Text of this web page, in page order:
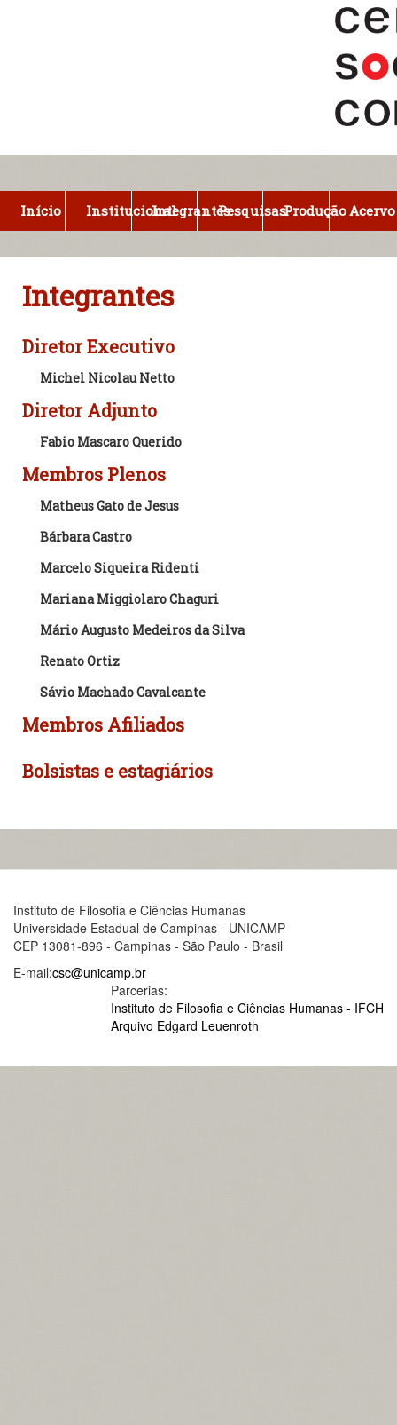
Início InstitucionalIntegrantesPesquisasProduçãoAcervo
Integrantes
Diretor Executivo
Michel Nicolau Netto
Diretor Adjunto
Fabio Mascaro Querido
Membros Plenos
Matheus Gato de Jesus
Bárbara Castro
Marcelo Siqueira Ridenti
Mariana Miggiolaro Chaguri
Mário Augusto Medeiros da Silva
Renato Ortiz
Sávio Machado Cavalcante
Membros Afiliados
Bolsistas e estagiários
Instituto de Filosofia e Ciências Humanas
Universidade Estadual de Campinas - UNICAMP
CEP 13081-896 - Campinas - São Paulo - Brasil
E-mail:csc@unicamp.br
Parcerias:
Instituto de Filosofia e Ciências Humanas - IFCH
Arquivo Edgard Leuenroth